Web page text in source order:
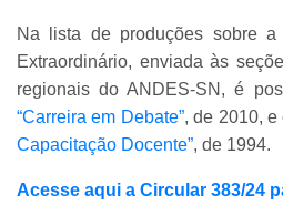
Na lista de produções sobre a
Extraordinário, enviada às
regionais do ANDES-SN, é
“Carreira em Debate”, de 2010, e
Capacitação Docente”, de 1994.
Acesse aqui a Circular 383/24